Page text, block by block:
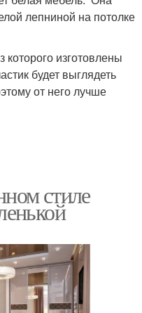
лепниной на потолке
изготовлены
будет выглядеть
от него лучше
стиле